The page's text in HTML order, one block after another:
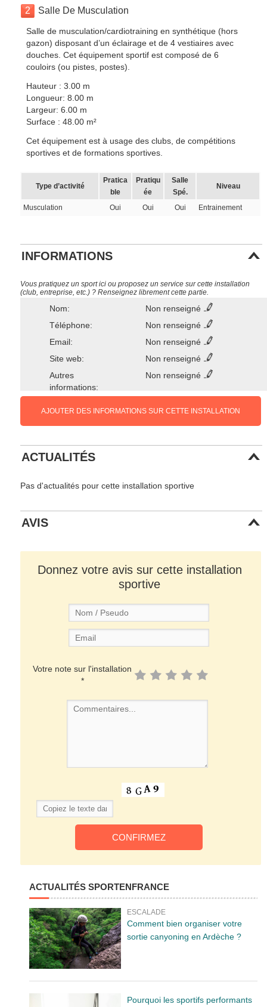
2 Salle De Musculation
Salle de musculation/cardiotraining en synthétique (hors
gazon) disposant d’un éclairage et de 4 vestiaires avec
douches. Cet équipement sportif est composé de 6
couloirs (ou pistes, postes).
Hauteur : 3.00 m
Longueur: 8.00 m
Largeur: 6.00 m
Surface : 48.00 m²
Cet équipement est à usage des clubs, de compétitions
sportives et de formations sportives.
Type d’activité
Pratica
ble
Pratiqu
ée
Salle
Spé.
Niveau
Musculation Oui Oui Oui Entrainement
INFORMATIONS
Vous pratiquez un sport ici ou proposez un service sur cette installation
(club, entreprise, etc.) ? Renseignez librement cette partie.
Nom:
Non renseigné
Téléphone:
Non renseigné
Email:
Non renseigné
Site web:
Non renseigné
Autres
informations:
Non renseigné
AJOUTER DES INFORMATIONS SUR CETTE INSTALLATION
ACTUALITÉS
Pas d'actualités pour cette installation sportive
AVIS
Donnez votre avis sur cette installation
sportive
Votre note sur l'installation
*
ACTUALITÉS SPORTENFRANCE
ESCALADE
Comment bien organiser votre
sortie canyoning en Ardèche ?
Pourquoi les sportifs performants